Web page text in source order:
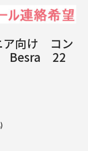
ア向け コン
Besra 22